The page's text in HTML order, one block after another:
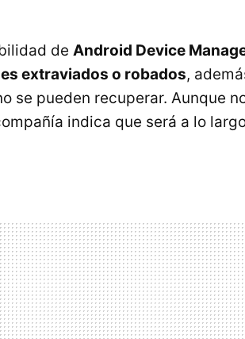
de Android Device
extraviados o robados,
se pueden recuperar. Aunque
indica que será a lo